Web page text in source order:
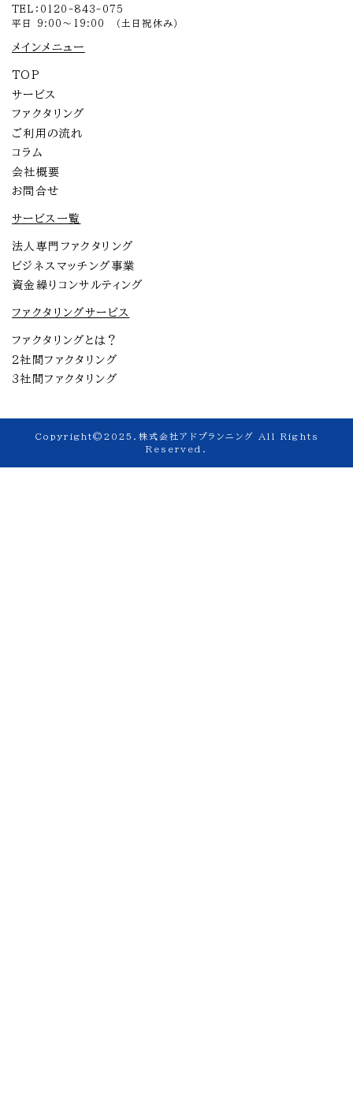
TEL：0120-843-075
平日 9:00～19:00 （土日祝休み）
メインメニュー
TOP
サービス
ファクタリング
ご利用の流れ
コラム
会社概要
お問合せ
サービス一覧
法人専門ファクタリング
ビジネスマッチング事業
資金繰りコンサルティング
ファクタリングサービス
ファクタリングとは？
2社間ファクタリング
3社間ファクタリング
Copyright©2025.株式会社アドプランニング All Rights
Reserved.